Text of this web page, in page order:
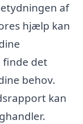
af
hjælp kan
finde det
behov.
kan